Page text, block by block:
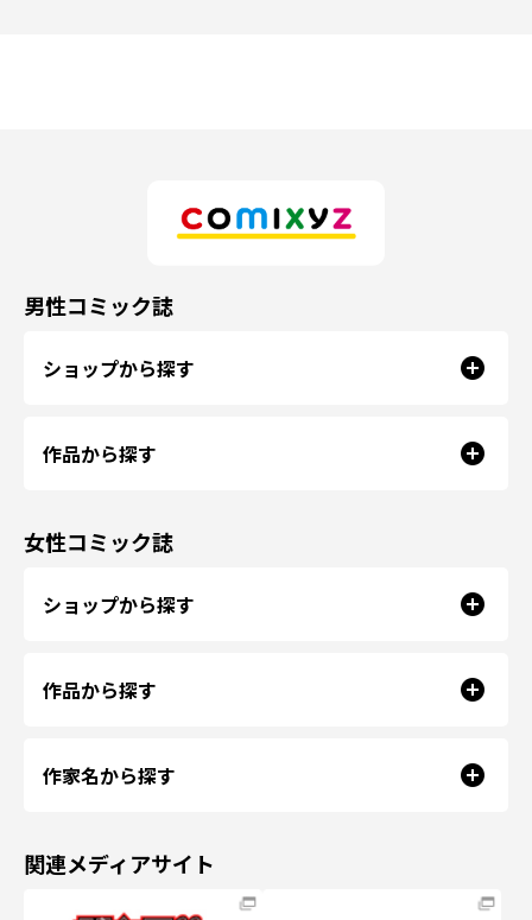
男性コミック誌
ショップから探す
作品から探す
女性コミック誌
ショップから探す
作品から探す
作家名から探す
関連メディアサイト